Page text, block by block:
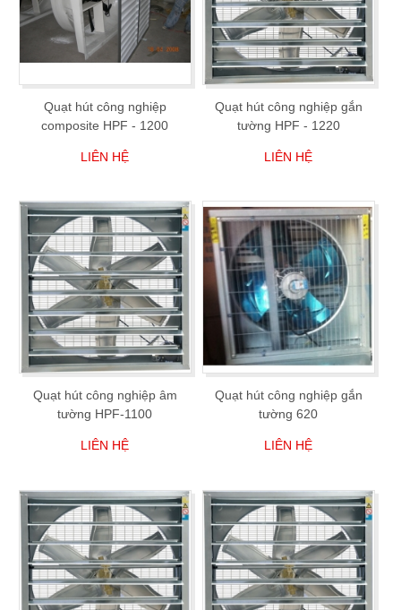
Quạt hút công nghiệp
composite HPF - 1200
LIÊN HỆ
Quạt hút công nghiệp gắn
tường HPF - 1220
LIÊN HỆ
Quạt hút công nghiệp âm
tường HPF-1100
LIÊN HỆ
Quạt hút công nghiệp gắn
tường 620
LIÊN HỆ